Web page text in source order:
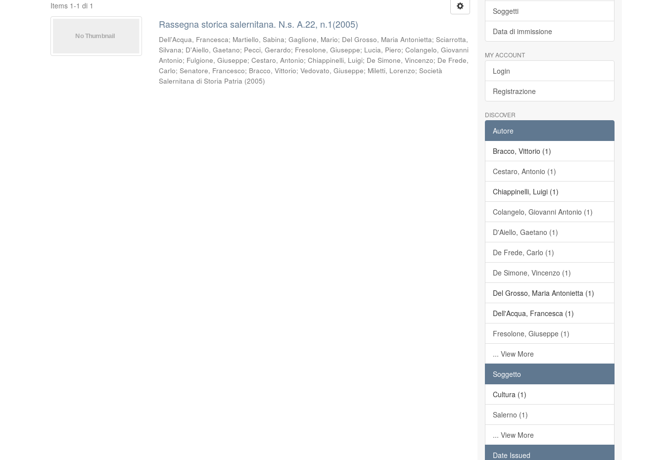
Items 1-1 di 1
Rassegna storica salernitana. N.s. A.22, n.1(2005)
Dell'Acqua, Francesca; Martiello, Sabina;Gaglione, Mario; Del Grosso, Maria Antonietta;Sciarrotta,
Silvana; D'Aiello, Gaetano; Pecci, Gerardo; Fresolone, Giuseppe; Lucia, Piero;Colangelo, Giovanni
Antonio; Fulgione, Giuseppe;Cestaro, Antonio;Chiappinelli, Luigi; De Simone, Vincenzo; De Frede,
Carlo;Senatore, Francesco; Bracco, Vittorio;Vedovato, Giuseppe; Miletti, Lorenzo;Società
Salernitana di Storia Patria (2005)
Soggetti
Data di immissione
MY ACCOUNT
Login
Registrazione
DISCOVER
Autore
Bracco, Vittorio (1)
Cestaro, Antonio (1)
Chiappinelli, Luigi (1)
Colangelo, Giovanni Antonio (1)
D'Aiello, Gaetano (1)
De Frede, Carlo (1)
De Simone, Vincenzo (1)
Del Grosso, Maria Antonietta (1)
Dell'Acqua, Francesca (1)
Fresolone, Giuseppe (1)
... View More
Soggetto
Cultura (1)
Salerno (1)
... View More
Date Issued